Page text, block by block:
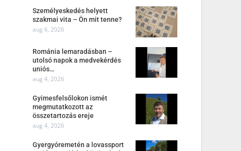
Személyeskedés helyett
szakmai vita – Ön mit tenne?
aug 6, 2026
Románia lemaradásban –
utolsó napok a medvekérdés
uniós…
aug 4, 2026
Gyimesfelsőlokon ismét
megmutatkozott az
összetartozás ereje
aug 4, 2026
Gyergyóremetén a lovassport